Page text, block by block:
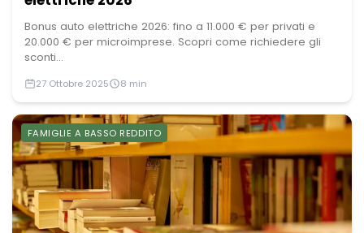
Bonus auto elettriche 2026: fino a 11.000 € per privati e
20.000 € per microimprese. Scopri come richiedere gli
sconti...
27 Ottobre 2025 8 min
FAMIGLIE A BASSO REDDITO